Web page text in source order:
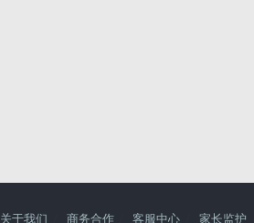
关于我们 商务合作 客服中心 家长监护